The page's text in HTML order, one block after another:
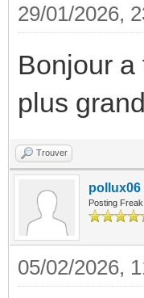
29/01/2026,
Bonjour a
plus
Trouver
pollux06
Posting Freak
05/02/2026,